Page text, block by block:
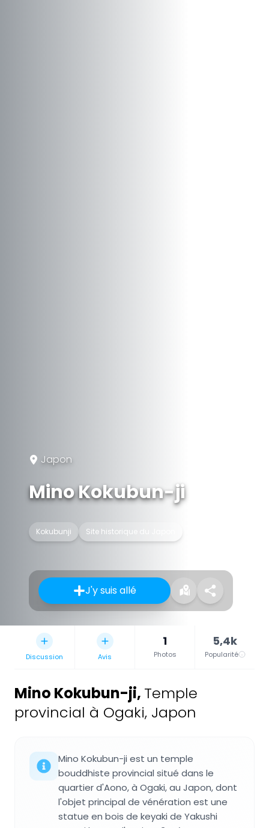
Japon
Mino Kokubun-ji
Kokubunji Site historique du Japon
J'y suis allé
Discussion Avis
1
Photos
5,4k
Popularité
Mino Kokubun-ji, Temple
provincial à Ogaki, Japon
Mino Kokubun-ji est un temple
bouddhiste provincial situé dans le
quartier d'Aono, à Ogaki, au Japon, dont
l'objet principal de vénération est une
statue en bois de keyaki de Yakushi